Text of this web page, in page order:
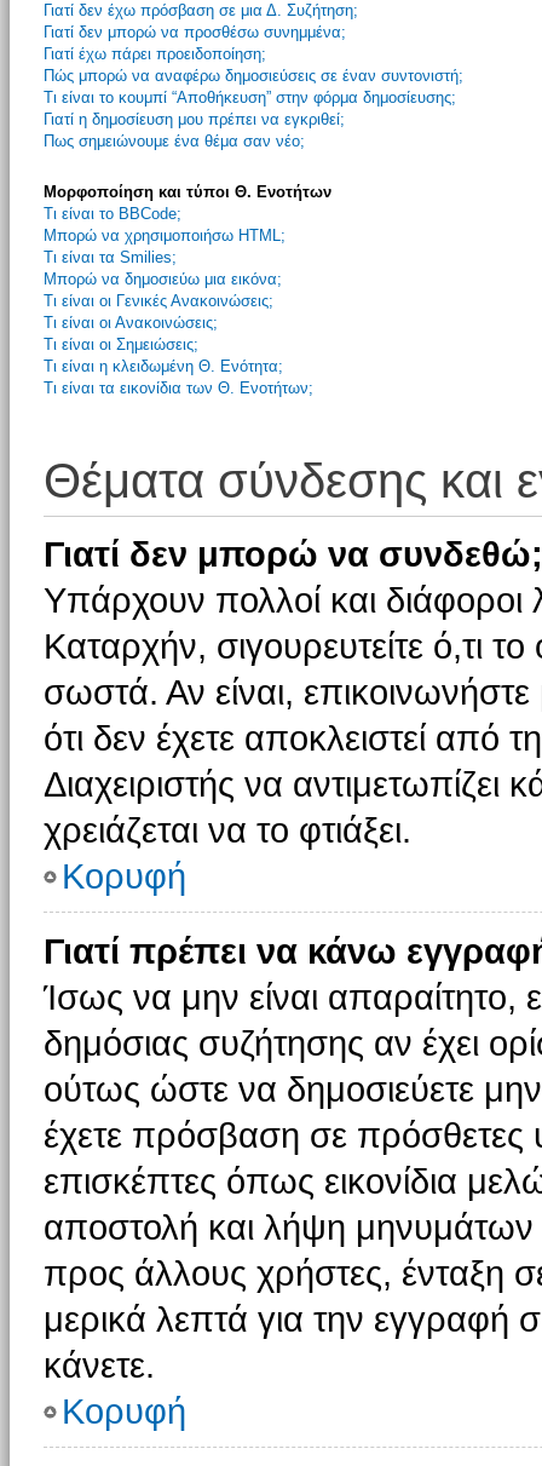
Γιατί δεν έχω πρόσβαση σε μια Δ. Συζήτηση;
Γιατί δεν μπορώ να προσθέσω συνημμένα;
Γιατί έχω πάρει προειδοποίηση;
Πώς μπορώ να αναφέρω δημοσιεύσεις σε έναν συντονιστή;
Τι είναι το κουμπί “Αποθήκευση” στην φόρμα δημοσίευσης;
Γιατί η δημοσίευση μου πρέπει να εγκριθεί;
Πως σημειώνουμε ένα θέμα σαν νέο;
Μορφοποίηση και τύποι Θ. Ενοτήτων
Τι είναι το BBCode;
Μπορώ να χρησιμοποιήσω HTML;
Τι είναι τα Smilies;
Μπορώ να δημοσιεύω μια εικόνα;
Τι είναι οι Γενικές Ανακοινώσεις;
Τι είναι οι Ανακοινώσεις;
Τι είναι οι Σημειώσεις;
Τι είναι η κλειδωμένη Θ. Ενότητα;
Τι είναι τα εικονίδια των Θ. Ενοτήτων;
Θέματα σύνδεσης και
Γιατί δεν μπορώ να συνδεθώ;
Υπάρχουν πολλοί και
Καταρχήν, σιγουρευτείτε ό,τι
σωστά. Αν είναι, επικοινωνήστε
ότι δεν έχετε αποκλειστεί από
Διαχειριστής να αντιμετωπίζει
χρειάζεται να το φτιάξει.
Κορυφή
Γιατί πρέπει να κάνω
Ίσως να μην είναι απαραίτητο,
δημόσιας συζήτησης αν έχει
ούτως ώστε να δημοσιεύετε
έχετε πρόσβαση σε πρόσθετες
επισκέπτες όπως εικονίδια
αποστολή και λήψη μηνυμάτων
προς άλλους χρήστες, ένταξη
μερικά λεπτά για την
κάνετε.
Κορυφή